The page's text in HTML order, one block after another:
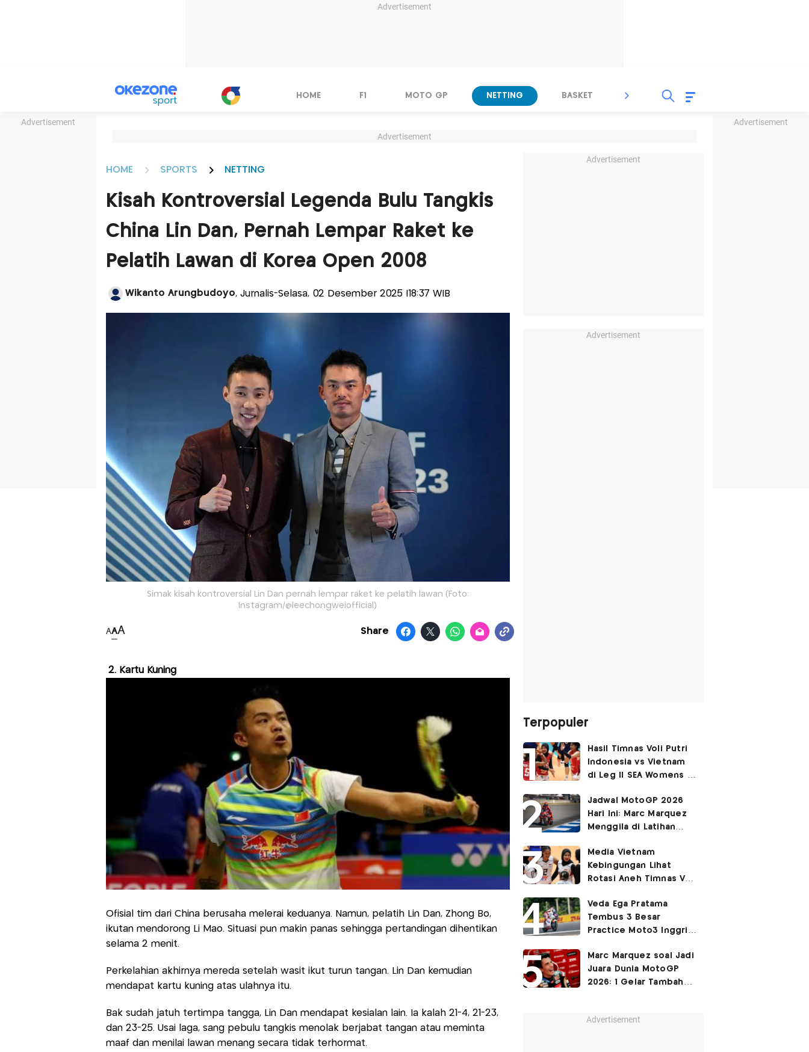
Advertisement
Advertisement Advertisement
HOME F1 MOTO GP NETTING BASKET SPORT LAIN
Advertisement
HOME SPORTS NETTING
Kisah Kontroversial Legenda Bulu Tangkis
China Lin Dan, Pernah Lempar Raket ke
Pelatih Lawan di Korea Open 2008
Wikanto Arungbudoyo, Jurnalis-Selasa, 02 Desember 2025 |18:37 WIB
Simak kisah kontroversial Lin Dan pernah lempar raket ke pelatih lawan (Foto:
Instagram/@leechongweiofficial)
AAA Share
2. Kartu Kuning
Ofisial tim dari China berusaha melerai keduanya. Namun, pelatih Lin Dan, Zhong Bo,
ikutan mendorong Li Mao. Situasi pun makin panas sehingga pertandingan dihentikan
selama 2 menit.
Perkelahian akhirnya mereda setelah wasit ikut turun tangan. Lin Dan kemudian
mendapat kartu kuning atas ulahnya itu.
Bak sudah jatuh tertimpa tangga, Lin Dan mendapat kesialan lain. Ia kalah 21-4, 21-23,
dan 23-25. Usai laga, sang pebulu tangkis menolak berjabat tangan atau meminta
maaf dan menilai lawan menang secara tidak terhormat.
Advertisement
Advertisement
Terpopuler
Hasil Timnas Voli Putri
Indonesia vs Vietnam
di Leg II SEA Womens V
Garuda Pertiwi Menang
3-2
Jadwal MotoGP 2026
Hari Ini: Marc Marquez
Menggila di Latihan
Media Vietnam
Kebingungan Lihat
Rotasi Aneh Timnas Voli
SEA Womens V Cup
2026
Veda Ega Pratama
Tembus 3 Besar
Practice Moto3 Inggris
di Kualifikasi?
Marc Marquez soal Jadi
Juara Dunia MotoGP
2026: 1 Gelar Tambahan
Advertisement